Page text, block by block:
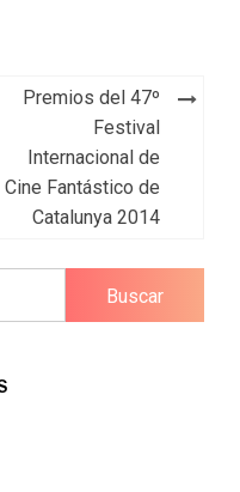
Premios del 47º
Festival
Internacional de
Cine Fantástico de
Catalunya 2014